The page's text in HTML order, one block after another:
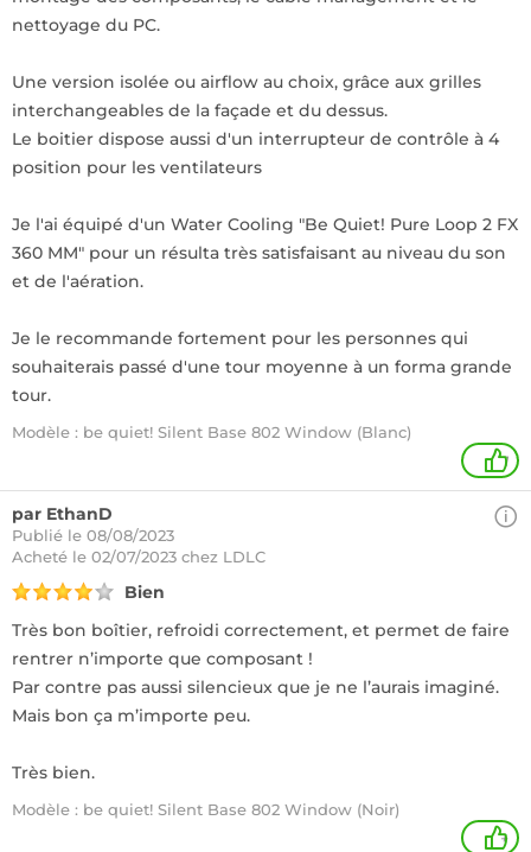
nettoyage du PC.
Une version isolée ou airflow au choix, grâce aux grilles
interchangeables de la façade et du dessus.
Le boitier dispose aussi d'un interrupteur de contrôle à 4
position pour les ventilateurs
Je l'ai équipé d'un Water Cooling "Be Quiet! Pure Loop 2 FX
360 MM" pour un résulta très satisfaisant au niveau du son
et de l'aération.
Je le recommande fortement pour les personnes qui
souhaiterais passé d'une tour moyenne à un forma grande
tour.
Modèle : be quiet! Silent Base 802 Window (Blanc)
1
par EthanD
Publié le 08/08/2023
Acheté le 02/07/2023 chez LDLC
Bien
Très bon boîtier, refroidi correctement, et permet de faire
rentrer n’importe que composant !
Par contre pas aussi silencieux que je ne l’aurais imaginé.
Mais bon ça m’importe peu.
Très bien.
Modèle : be quiet! Silent Base 802 Window (Noir)
+